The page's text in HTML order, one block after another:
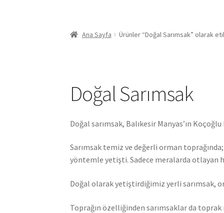
Ana Sayfa Ürünler “Doğal Sarımsak” olarak
Doğal Sarımsak
Doğal sarımsak, Balıkesir Manyas’ın
Sarımsak temiz ve değerli orman
yöntemle yetişti. Sadece meralarda otlayan
Doğal olarak yetiştirdiğimiz yerli sarımsak,
Toprağın özelliğinden sarımsaklar da toprak